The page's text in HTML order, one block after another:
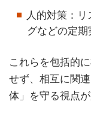
人的対策：
グなどの定期
これらを包括的
せず、相互に関
体」を守る視点が